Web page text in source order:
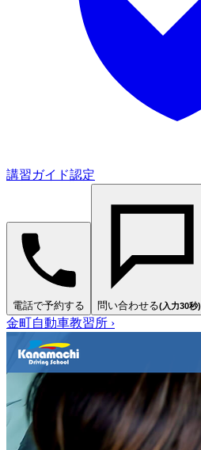
講習ガイド認定
電話で予約する 問い合わせる(入力30秒)
金町自動車教習所 ›